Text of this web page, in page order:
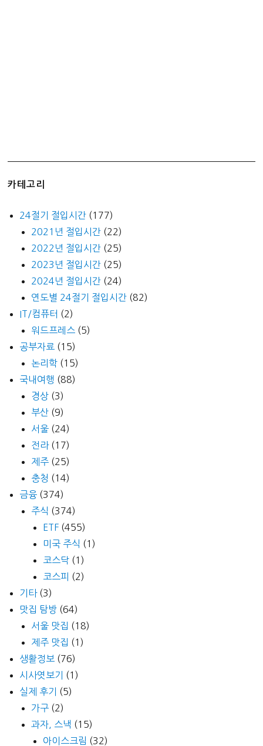
카테고리
24절기 절입시간 (177)
2021년 절입시간 (22)
2022년 절입시간 (25)
2023년 절입시간 (25)
2024년 절입시간 (24)
연도별 24절기 절입시간 (82)
IT/컴퓨터 (2)
워드프레스 (5)
공부자료 (15)
논리학 (15)
국내여행 (88)
경상 (3)
부산 (9)
서울 (24)
전라(17)
제주 (25)
충청 (14)
금융 (374)
주식 (374)
ETF (455)
미국 주식 (1)
코스닥 (1)
코스피 (2)
기타(3)
맛집 탐방 (64)
서울 맛집 (18)
제주 맛집 (1)
생활정보 (76)
시사엿보기
(1)
실제 후기
(5)
가구 (2)
과자, 스낵 (15)
아이스크림 (32)